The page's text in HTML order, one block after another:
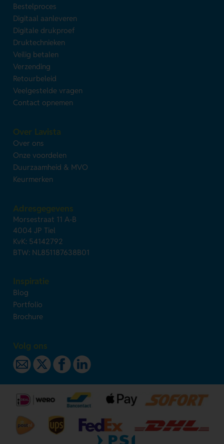
Bestelproces
Digitaal aanleveren
Digitale drukproef
Druktechnieken
Veilig betalen
Verzending
Retourbeleid
Veelgestelde vragen
Contact opnemen
Over Lavista
Over ons
Onze voordelen
Duurzaamheid & MVO
Keurmerken
Adresgegevens
Morsestraat 11 A-B
4004 JP Tiel
KvK: 54142792
BTW: NL851187638B01
Inspiratie
Blog
Portfolio
Brochure
Volg ons